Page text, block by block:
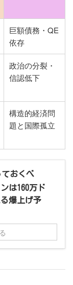
巨額債務・QE
依存
政治の分裂・
信認低下
構造的経済問
題と国際孤立
ておくべ
は160万ド
爆上げ予